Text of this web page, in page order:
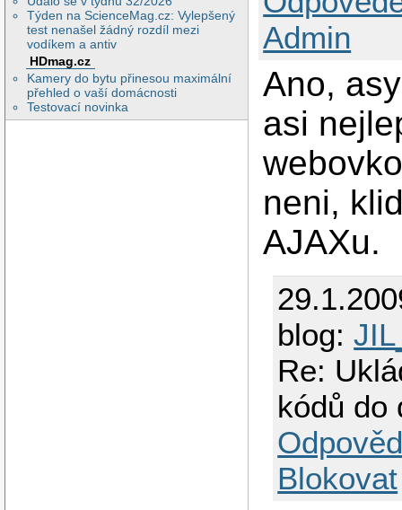
Týden na ScienceMag.cz: Vylepšený
test nenašel žádný rozdíl mezi
vodíkem a antiv
HDmag.cz
Kamery do bytu přinesou maximální
přehled o vaší domácnosti
Testovací novinka
Admin
Ano,
asi
neni,
AJAXu.
blog:
Re:
kódů do
Blokovat